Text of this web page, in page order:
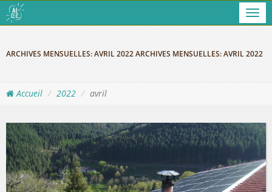
ARCHIVES MENSUELLES:AVRIL 2022ARCHIVES MENSUELLES:AVRIL 2022
Accueil 2022 avril